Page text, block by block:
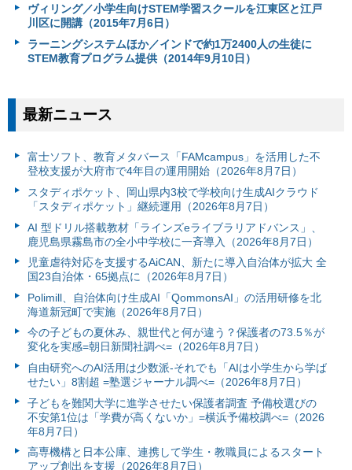
ヴィリング／小学生向けSTEM学習スクールを江東区と江戸
川区に開講（2015年7月6日）
ラーニングシステムほか／インドで約1万2400人の生徒に
STEM教育プログラム提供（2014年9月10日）
最新ニュース
富⼠ソフト、教育メタバース「FAMcampus」を活用した不
登校支援が大府市で4年目の運用開始（2026年8月7日）
スタディポケット、岡山県内3校で学校向け生成AIクラウド
「スタディポケット」継続運用（2026年8月7日）
AI 型ドリル搭載教材「ラインズeライブラリアドバンス」、
鹿児島県霧島市の全小中学校に一斉導入（2026年8月7日）
児童虐待対応を支援するAiCAN、新たに導入自治体が拡大 全
国23自治体・65拠点に（2026年8月7日）
Polimill、自治体向け生成AI「QommonsAI」の活用研修を北
海道新冠町で実施（2026年8月7日）
今の子どもの夏休み、親世代と何が違う？保護者の73.5％が
変化を実感=朝日新聞社調べ=（2026年8月7日）
自由研究へのAI活用は少数派-それでも「AIは小学生から学ば
せたい」8割超 =塾選ジャーナル調べ=（2026年8月7日）
子どもを難関大学に進学させたい保護者調査 予備校選びの
不安第1位は「学費が高くないか」=横浜予備校調べ=（2026
年8月7日）
高専機構と日本公庫、連携して学生・教職員によるスタート
アップ創出を支援（2026年8月7日）